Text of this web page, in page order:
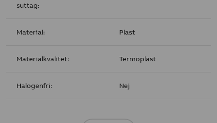
suttag:
Material: Plast
Materialkvalitet: Termoplast
Halogenfri: Nej